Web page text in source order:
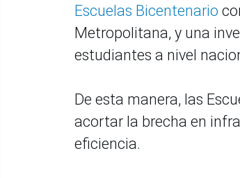
Escuelas Bicentenario
Metropolitana, y una
estudiantes a nivel
De esta manera, las
acortar la brecha en
eficiencia.